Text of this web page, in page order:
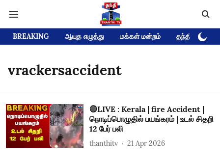
BREAKING ஆயுத எழுத்து மக்கள் மன்றம் தந்தி டிவி
vrackersaccident
🔴LIVE : Kerala | fire Accident |
நொடிப்பொழுதில் பயங்கரம் | உடல் சிதறி
12 பேர் பலி
thanthitv 21 Apr 2026